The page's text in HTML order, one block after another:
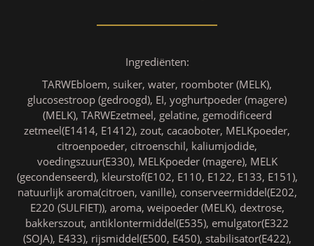
Ingrediënten:
TARWEbloem, suiker, water, roomboter (MELK),
glucosestroop (gedroogd), EI, yoghurtpoeder (magere)
(MELK), TARWEzetmeel, gelatine, gemodificeerd
zetmeel(E1414, E1412), zout, cacaoboter, MELKpoeder,
citroenpoeder, citroenschil, kaliumjodide,
voedingszuur(E330), MELKpoeder (magere), MELK
(gecondenseerd), kleurstof(E102, E110, E122, E133, E151),
natuurlijk aroma(citroen, vanille), conserveermiddel(E202,
E220 (SULFIET)), aroma, weipoeder (MELK), dextrose,
bakkerszout, antiklontermiddel(E535), emulgator(E322
(SOJA), E433), rijsmiddel(E500, E450), stabilisator(E422),